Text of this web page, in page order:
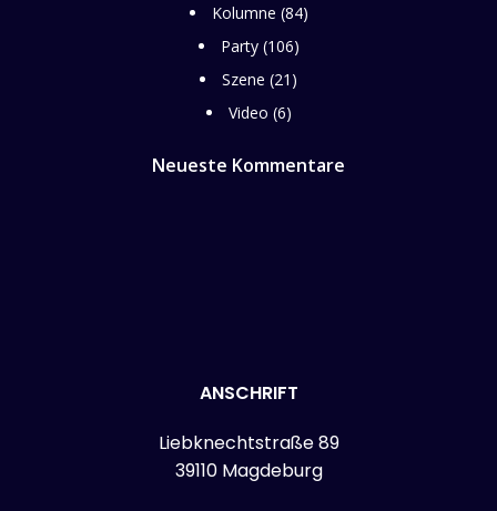
Kolumne (84)
Party(106)
Szene (21)
Video (6)
Neueste Kommentare
ANSCHRIFT
Liebknechtstraße 89
39110 Magdeburg